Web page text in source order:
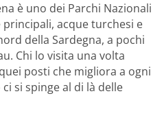
è uno dei Parchi Nazionali
principali, acque turchesi e
della Sardegna, a pochi
Chi lo visita una volta
posti che migliora a ogni
si spinge al di là delle